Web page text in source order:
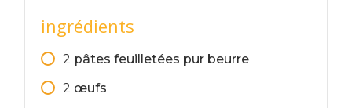
ingrédients
2 pâtes feuilletées pur beurre
2 œufs